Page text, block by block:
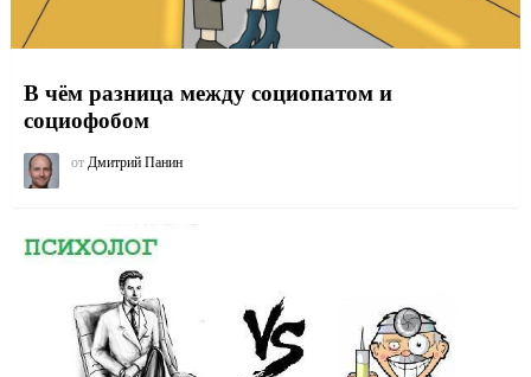
В чём разница между социопатом и
социофобом
от Дмитрий Панин